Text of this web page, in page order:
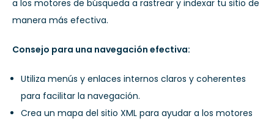
a los motores de búsqueda a rastrear y indexar tu sitio de
manera más efectiva.
Consejo para una navegación efectiva:
Utiliza menús y enlaces internos claros y coherentes
para facilitar la navegación.
Crea un mapa del sitio XML para ayudar a los motores